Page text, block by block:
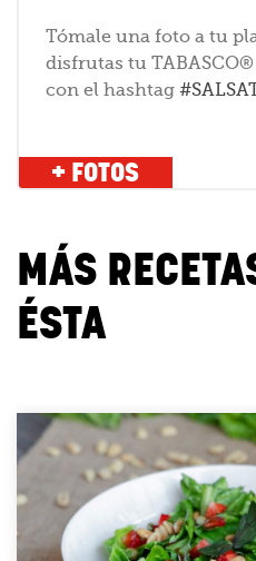
Tómale una foto a tu
disfrutas tu
con el hashtag
+ FOTOS
MÁS
ÉSTA